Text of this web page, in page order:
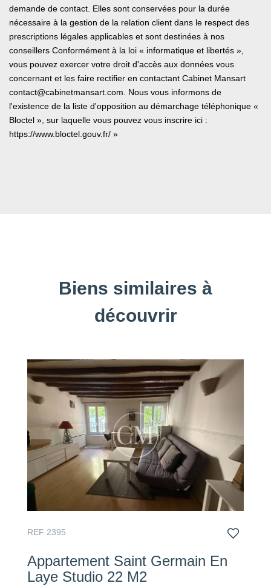
demande de contact. Elles sont conservées pour la durée
nécessaire à la gestion de la relation client dans le respect des
prescriptions légales applicables et sont destinées à nos
conseillers Conformément à la loi « informatique et libertés »,
vous pouvez exercer votre droit d'accès aux données vous
concernant et les faire rectifier en contactant Cabinet Mansart
contact@cabinetmansart.com. Nous vous informons de
l'existence de la liste d'opposition au démarchage téléphonique «
Bloctel », sur laquelle vous pouvez vous inscrire ici :
https://www.bloctel.gouv.fr/ »
Biens similaires à
découvrir
REF 2395
Appartement Saint Germain En
Laye Studio 22 M2